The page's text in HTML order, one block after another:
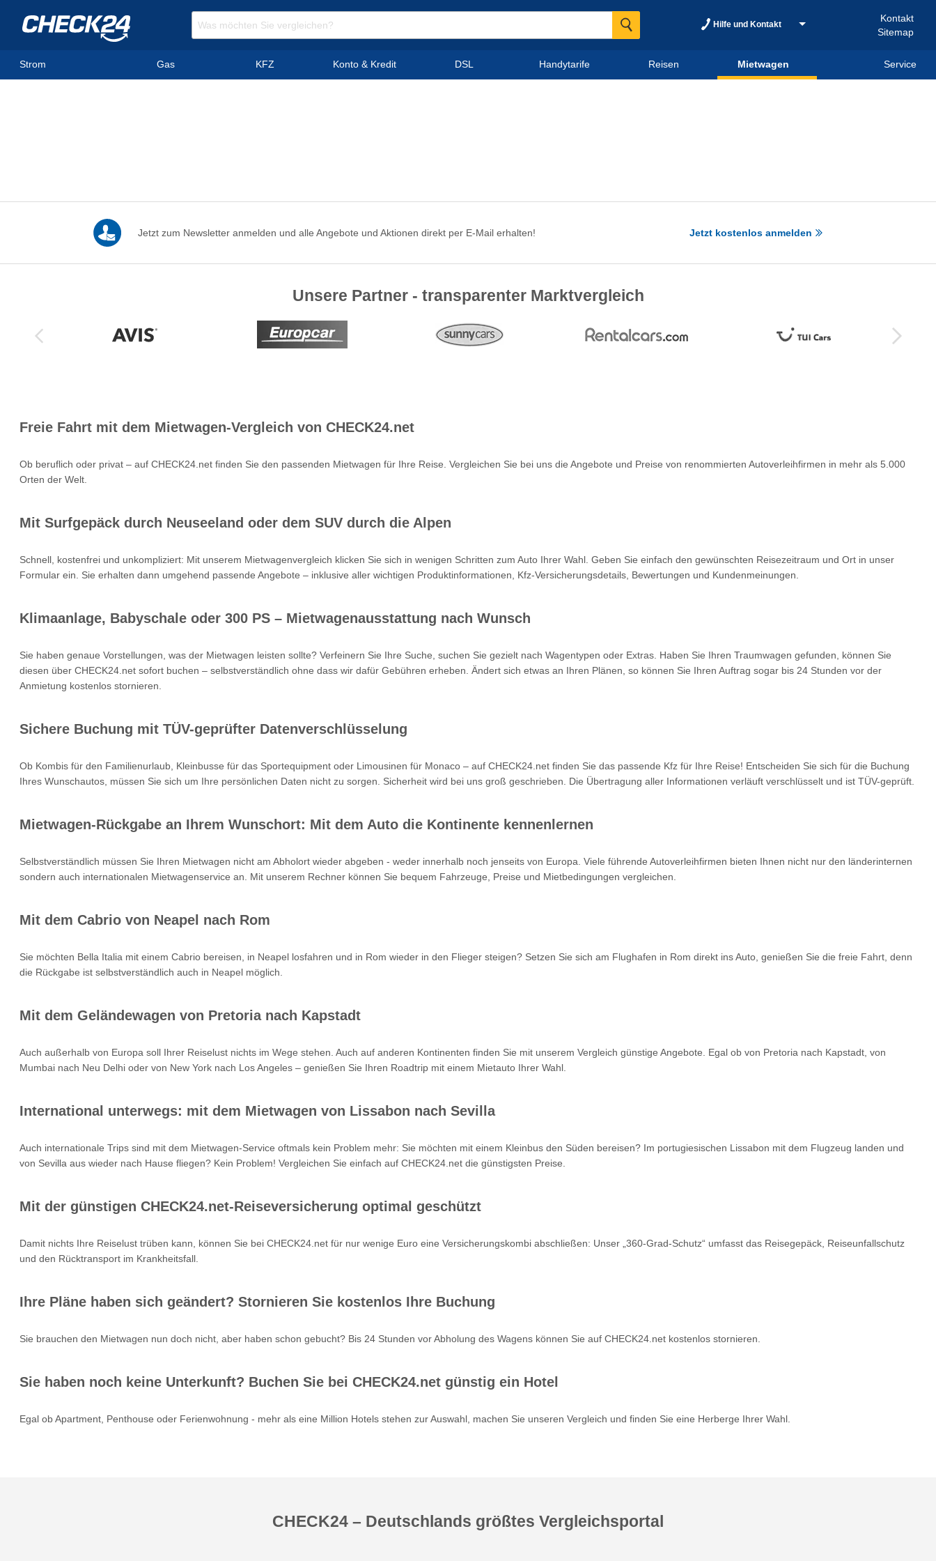
Hilfe und Kontakt
Kontakt
Sitemap
Strom Gas KFZ Konto & Kredit DSL Handytarife Reisen Mietwagen Service
Jetzt zum Newsletter anmelden und alle Angebote und Aktionen direkt per E-Mail erhalten! Jetzt kostenlos anmelden
Unsere Partner - transparenter Marktvergleich
Freie Fahrt mit dem Mietwagen-Vergleich von CHECK24.net
Ob beruflich oder privat – auf CHECK24.net finden Sie den passenden Mietwagen für Ihre Reise. Vergleichen Sie bei uns die Angebote und Preise von renommierten Autoverleihfirmen in mehr als 5.000
Orten der Welt.
Mit Surfgepäck durch Neuseeland oder dem SUV durch die Alpen
Schnell, kostenfrei und unkompliziert: Mit unserem Mietwagenvergleich klicken Sie sich in wenigen Schritten zum Auto Ihrer Wahl. Geben Sie einfach den gewünschten Reisezeitraum und Ort in unser
Formular ein. Sie erhalten dann umgehend passende Angebote – inklusive aller wichtigen Produktinformationen, Kfz-Versicherungsdetails, Bewertungen und Kundenmeinungen.
Klimaanlage, Babyschale oder 300 PS – Mietwagenausstattung nach Wunsch
Sie haben genaue Vorstellungen, was der Mietwagen leisten sollte? Verfeinern Sie Ihre Suche, suchen Sie gezielt nach Wagentypen oder Extras. Haben Sie Ihren Traumwagen gefunden, können Sie
diesen über CHECK24.net sofort buchen – selbstverständlich ohne dass wir dafür Gebühren erheben. Ändert sich etwas an Ihren Plänen, so können Sie Ihren Auftrag sogar bis 24 Stunden vor der
Anmietung kostenlos stornieren.
Sichere Buchung mit TÜV-geprüfter Datenverschlüsselung
Ob Kombis für den Familienurlaub, Kleinbusse für das Sportequipment oder Limousinen für Monaco – auf CHECK24.net finden Sie das passende Kfz für Ihre Reise! Entscheiden Sie sich für die Buchung
Ihres Wunschautos, müssen Sie sich um Ihre persönlichen Daten nicht zu sorgen. Sicherheit wird bei uns groß geschrieben. Die Übertragung aller Informationen verläuft verschlüsselt und ist TÜV-geprüft.
Mietwagen-Rückgabe an Ihrem Wunschort: Mit dem Auto die Kontinente kennenlernen
Selbstverständlich müssen Sie Ihren Mietwagen nicht am Abholort wieder abgeben - weder innerhalb noch jenseits von Europa. Viele führende Autoverleihfirmen bieten Ihnen nicht nur den länderinternen
sondern auch internationalen Mietwagenservice an. Mit unserem Rechner können Sie bequem Fahrzeuge, Preise und Mietbedingungen vergleichen.
Mit dem Cabrio von Neapel nach Rom
Sie möchten Bella Italia mit einem Cabrio bereisen, in Neapel losfahren und in Rom wieder in den Flieger steigen? Setzen Sie sich am Flughafen in Rom direkt ins Auto, genießen Sie die freie Fahrt, denn
die Rückgabe ist selbstverständlich auch in Neapel möglich.
Mit dem Geländewagen von Pretoria nach Kapstadt
Auch außerhalb von Europa soll Ihrer Reiselust nichts im Wege stehen. Auch auf anderen Kontinenten finden Sie mit unserem Vergleich günstige Angebote. Egal ob von Pretoria nach Kapstadt, von
Mumbai nach Neu Delhi oder von New York nach Los Angeles – genießen Sie Ihren Roadtrip mit einem Mietauto Ihrer Wahl.
International unterwegs: mit dem Mietwagen von Lissabon nach Sevilla
Auch internationale Trips sind mit dem Mietwagen-Service oftmals kein Problem mehr: Sie möchten mit einem Kleinbus den Süden bereisen? Im portugiesischen Lissabon mit dem Flugzeug landen und
von Sevilla aus wieder nach Hause fliegen? Kein Problem! Vergleichen Sie einfach auf CHECK24.net die günstigsten Preise.
Mit der günstigen CHECK24.net-Reiseversicherung optimal geschützt
Damit nichts Ihre Reiselust trüben kann, können Sie bei CHECK24.net für nur wenige Euro eine Versicherungskombi abschließen: Unser 360-Grad-Schutz
umfasst das Reisegepäck, Reiseunfallschutz
und den Rücktransport im Krankheitsfall.
Ihre Pläne haben sich geändert? Stornieren Sie kostenlos Ihre Buchung
Sie brauchen den Mietwagen nun doch nicht, aber haben schon gebucht? Bis 24 Stunden vor Abholung des Wagens können Sie auf CHECK24.net kostenlos stornieren.
Sie haben noch keine Unterkunft? Buchen Sie bei CHECK24.net günstig ein Hotel
Egal ob Apartment, Penthouse oder Ferienwohnung - mehr als eine Million Hotels stehen zur Auswahl, machen Sie unseren Vergleich und finden Sie eine Herberge Ihrer Wahl.
CHECK24 – Deutschlands größtes Vergleichsportal